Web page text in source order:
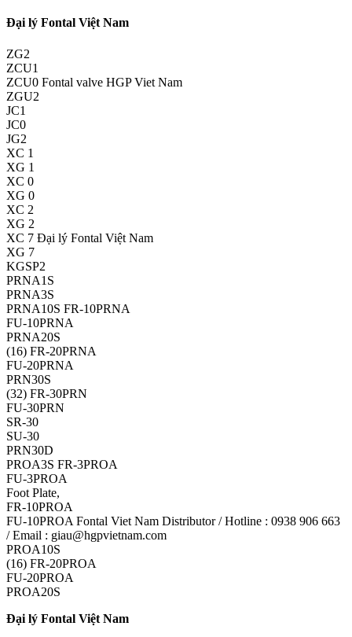
Đại lý Fontal Việt Nam
ZG2
ZCU1
ZCU0 Fontal valve HGP Viet Nam
ZGU2
JC1
JC0
JG2
XC 1
XG 1
XC 0
XG 0
XC 2
XG 2
XC 7 Đại lý Fontal Việt Nam
XG 7
KGSP2
PRNA1S
PRNA3S
PRNA10S FR-10PRNA
FU-10PRNA
PRNA20S
(16) FR-20PRNA
FU-20PRNA
PRN30S
(32) FR-30PRN
FU-30PRN
SR-30
SU-30
PRN30D
PROA3S FR-3PROA
FU-3PROA
Foot Plate,
FR-10PROA
FU-10PROA Fontal Viet Nam Distributor / Hotline : 0938 906 663
/ Email : giau@hgpvietnam.com
PROA10S
(16) FR-20PROA
FU-20PROA
PROA20S
Đại lý Fontal Việt Nam